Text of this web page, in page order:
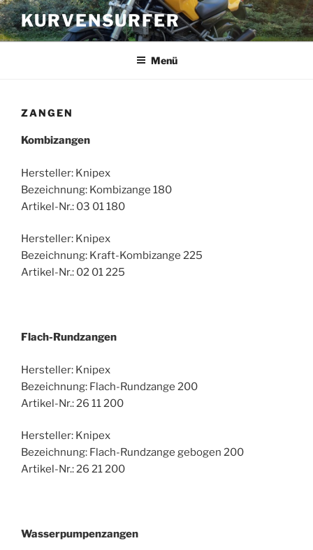
Zum
Inhalt
springen
KURVENSURFER
Menü
ZANGEN
Kombizangen
Hersteller: Knipex
Bezeichnung: Kombizange 180
Artikel-Nr.: 03 01 180
Hersteller: Knipex
Bezeichnung: Kraft-Kombizange 225
Artikel-Nr.: 02 01 225
Flach-Rundzangen
Hersteller: Knipex
Bezeichnung: Flach-Rundzange 200
Artikel-Nr.: 26 11 200
Hersteller: Knipex
Bezeichnung: Flach-Rundzange gebogen 200
Artikel-Nr.: 26 21 200
Wasserpumpenzangen